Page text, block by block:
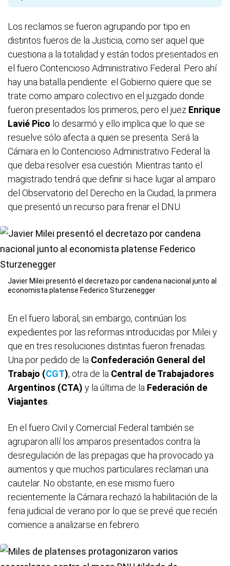
Los reclamos se fueron agrupando por tipo en
distintos fueros de la Justicia, como ser aquel que
cuestiona a la totalidad y están todos presentados en
el fuero Contencioso Administrativo Federal. Pero ahí
hay una batalla pendiente: el Gobierno quiere que se
trate como amparo colectivo en el juzgado donde
fueron presentados los primeros, pero el juez Enrique
Lavié Pico lo desarmó y ello implica que lo que se
resuelve sólo afecta a quien se presenta. Será la
Cámara en lo Contencioso Administrativo Federal la
que deba resolver esa cuestión. Mientras tanto el
magistrado tendrá que definir si hace lugar al amparo
del Observatorio del Derecho en la Ciudad, la primera
que presentó un recurso para frenar el DNU.
Javier Milei presentó el decretazo por candena nacional junto al
economista platense Federico Sturzenegger
En el fuero laboral, sin embargo, continúan los
expedientes por las reformas introducidas por Milei y
que en tres resoluciones distintas fueron frenadas.
Una por pedido de la Confederación General del
Trabajo (CGT), otra de la Central de Trabajadores
Argentinos (CTA) y la última de la Federación de
Viajantes
En el fuero Civil y Comercial Federal también se
agruparon allí los amparos presentados contra la
desregulación de las prepagas que ha provocado ya
aumentos y que muchos particulares reclaman una
cautelar. No obstante, en ese mismo fuero
recientemente la Cámara rechazó la habilitación de la
feria judicial de verano por lo que se prevé que recién
comience a analizarse en febrero.